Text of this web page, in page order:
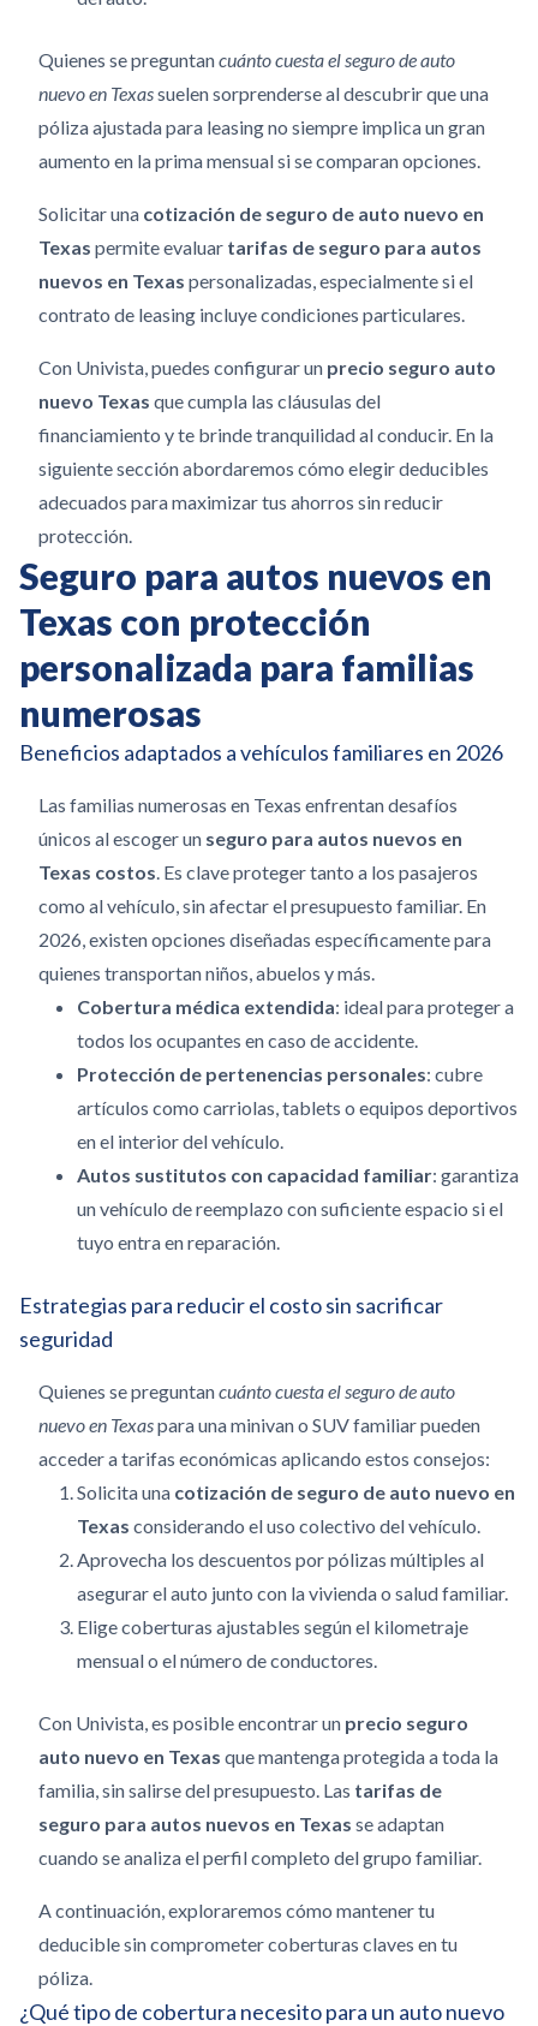
Quienes se preguntancuánto cuesta el seguro de auto
nuevo en Texassuelen sorprenderse al descubrir que una
póliza ajustada para leasing no siempre implica un gran
aumento en la prima mensual si se comparan opciones.
Solicitar una cotización de seguro de auto nuevo en
Texas permite evaluar tarifas de seguro para autos
nuevos en Texas personalizadas, especialmente si el
contrato de leasing incluye condiciones particulares.
Con Univista, puedes configurar un precio seguro auto
nuevo Texas que cumpla las cláusulas del
financiamiento y te brinde tranquilidad al conducir. En la
siguiente sección abordaremos cómo elegir deducibles
adecuados para maximizar tus ahorros sin reducir
protección.
Seguro para autos nuevos en
Texas con protección
personalizada para familias
numerosas
Beneficios adaptados a vehículos familiares en 2026
Las familias numerosas en Texas enfrentan desafíos
únicos al escoger un seguro para autos nuevos en
Texas costos. Es clave proteger tanto a los pasajeros
como al vehículo, sin afectar el presupuesto familiar. En
2026, existen opciones diseñadas específicamente para
quienes transportan niños, abuelos y más.
Cobertura médica extendida: ideal para proteger a
todos los ocupantes en caso de accidente.
Protección de pertenencias personales: cubre
artículos como carriolas, tablets o equipos deportivos
en el interior del vehículo.
Autos sustitutos con capacidad familiar: garantiza
un vehículo de reemplazo con suficiente espacio si el
tuyo entra en reparación.
Estrategias para reducir el costo sin sacrificar
seguridad
Quienes se preguntancuánto cuesta el seguro de auto
nuevo en Texaspara una minivan o SUV familiar pueden
acceder a tarifas económicas aplicando estos consejos:
Solicita una cotización de seguro de auto nuevo en
Texas considerando el uso colectivo del vehículo.
Aprovecha los descuentos por pólizas múltiples al
asegurar el auto junto con la vivienda o salud familiar.
Elige coberturas ajustables según el kilometraje
mensual o el número de conductores.
Con Univista, es posible encontrar un precio seguro
auto nuevo en Texas que mantenga protegida a toda la
familia, sin salirse del presupuesto. Las tarifas de
seguro para autos nuevos en Texas se adaptan
cuando se analiza el perfil completo del grupo familiar.
A continuación, exploraremos cómo mantener tu
deducible sin comprometer coberturas claves en tu
póliza.
¿Qué tipo de cobertura necesito para un auto nuevo